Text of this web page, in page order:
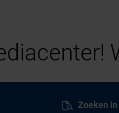
Zoeken